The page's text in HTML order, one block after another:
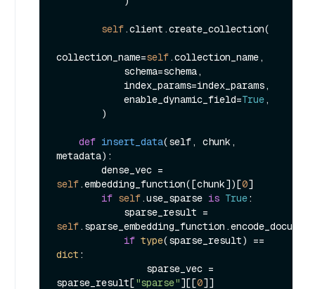
self.client.create_collection(
collection_name=self.collection_name,
            enable_dynamic_field=
True,
def insert_data(self, chunk,
metadata):
self.embedding_function([chunk])[0]
if self.use_sparse is True:
self
if type
dict :
sparse_result["sparse"][[0]]